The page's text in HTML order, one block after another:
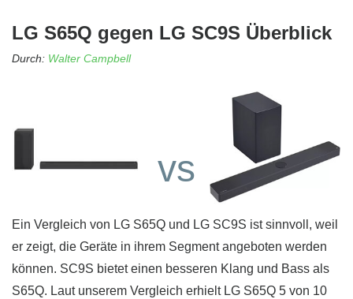
LG S65Q gegen LG SC9S Überblick
Durch: Walter Campbell
vs
Ein Vergleich von LG S65Q und LG SC9S ist sinnvoll, weil
er zeigt, die Geräte in ihrem Segment angeboten werden
können. SC9S bietet einen besseren Klang und Bass als
S65Q. Laut unserem Vergleich erhielt LG S65Q 5 von 10